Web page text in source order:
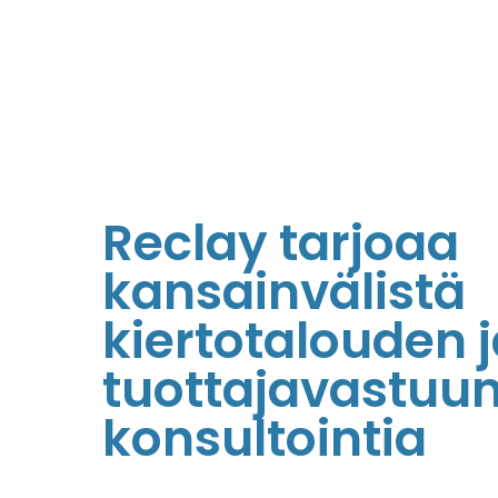
Reclay tarjoaa
kansainvälistä
kiertotalouden
konsultointia